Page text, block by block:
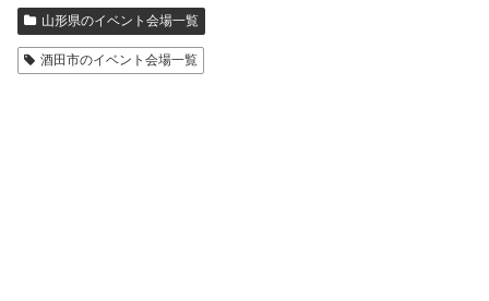
山形県のイベント会場一覧
酒田市のイベント会場一覧